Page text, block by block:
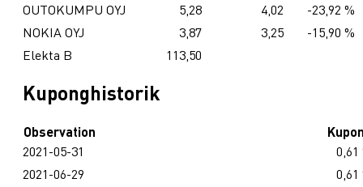
OUTOKUMPU OYJ
5,28 4,02
-23,92 %
NOKIA OYJ
3,87 3,25
-15,90 %
Elekta B
113,50
Kuponghistorik
Observation
2021-05-31
0,61
2021-06-29
0,61